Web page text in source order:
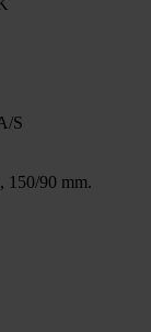
S
150/90 mm.